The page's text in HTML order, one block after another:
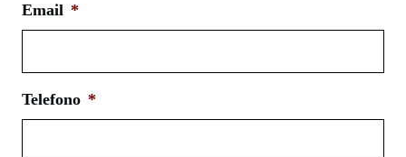
Email *
Telefono *